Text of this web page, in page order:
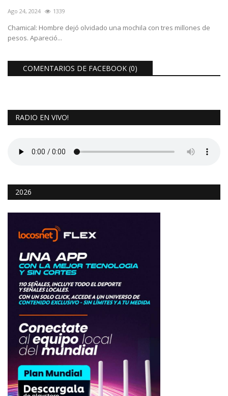
Ago 24, 2024 1339
Chamical: Hombre dejó olvidado una mochila con tres millones de
pesos. Apareció...
COMENTARIOS DE FACEBOOK (0)
RADIO EN VIVO!
2026